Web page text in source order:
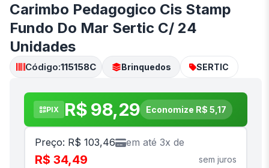
Carimbo Pedagogico Cis Stamp
Fundo Do Mar Sertic C/ 24
Unidades
Código:115158C Brinquedos SERTIC
PIX R$ 98,29 Economize R$ 5,17
Preço: R$ 103,46 em até 3x de
R$ 34,49 sem juros